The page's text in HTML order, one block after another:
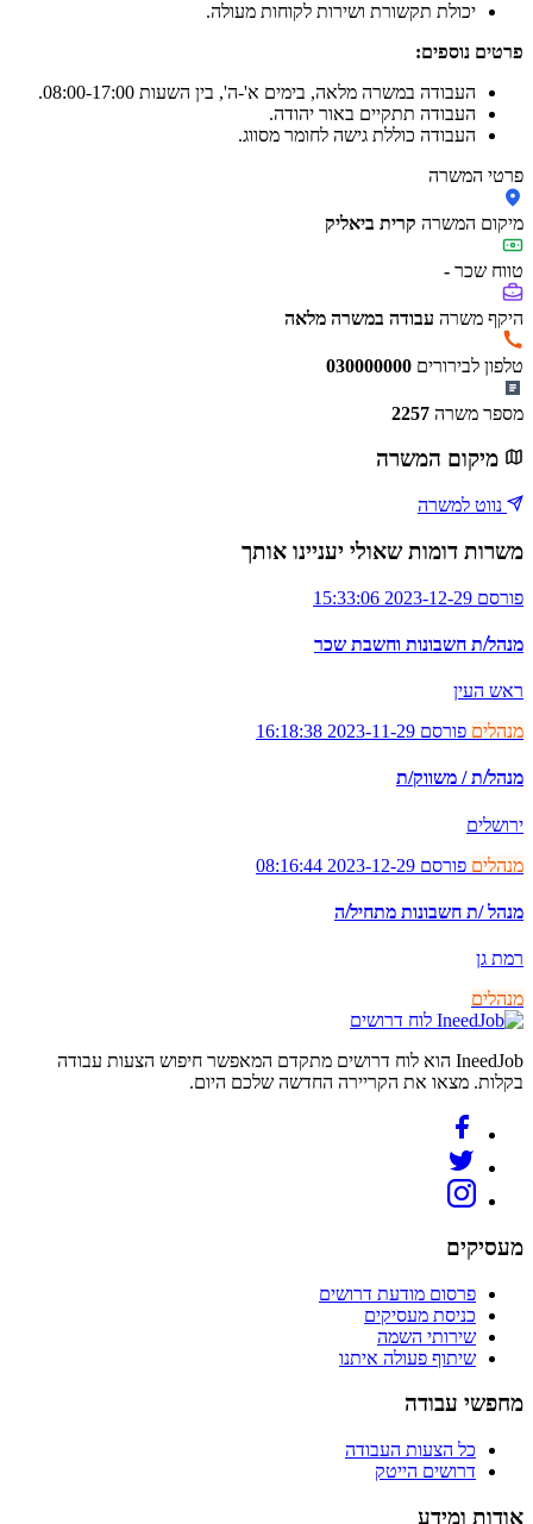
יכולת תקשורת ושירות לקוחות מעולה.
פרטים נוספים:
העבודה במשרה מלאה, בימים א'-ה', בין השעות 08:00-17:00.
העבודה תתקיים באור יהודה.
העבודה כוללת גישה לחומר מסווג.
פרטי המשרה
מיקום המשרה קרית ביאליק
טווח שכר -
היקף משרה עבודה במשרה מלאה
טלפון לבירורים 030000000
מספר משרה 2257
מיקום המשרה
נווט למשרה
משרות דומות שאולי יעניינו אותך
פורסם 2023-12-29 15:33:06
מנהל/ת חשבונות וחשבת שכר
ראש העין
מנהלים פורסם 2023-11-29 16:18:38
מנהל/ת / משווק/ת
ירושלים
מנהלים פורסם 2023-12-29 08:16:44
מנהל /ת חשבונות מתחיל/ה
רמת גן
מנהלים
לוח דרושים
IneedJob הוא לוח דרושים מתקדם המאפשר חיפוש הצעות עבודה
בקלות. מצאו את הקריירה החדשה שלכם היום.
מעסיקים
פרסום מודעת דרושים
כניסת מעסיקים
שירותי השמה
שיתוף פעולה איתנו
מחפשי עבודה
כל הצעות העבודה
דרושים הייטק
אודות ומידע